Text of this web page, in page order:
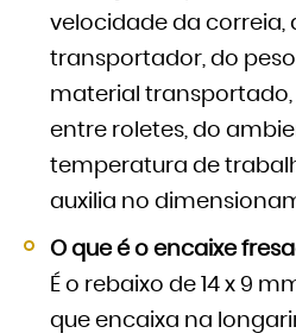
velocidade da correia,
transportador, do
material
entre roletes, do
temperatura de
auxilia no
O que é o encaixe
É o rebaixo de 14 x 9
que encaixa na